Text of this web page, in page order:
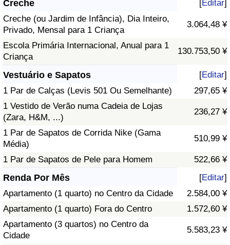
Creche Editar
Creche (ou Jardim de Infância), Dia Inteiro,
Privado, Mensal para 1 Criança
3.064,48 ¥
Escola Primária Internacional, Anual para 1
Criança
130.753,50 ¥
Vestuário e Sapatos [Editar]
1 Par de Calças (Levis 501 Ou Semelhante)
297,65 ¥
1 Vestido de Verão numa Cadeia de Lojas
(Zara, H&M, ...)
236,27 ¥
1 Par de Sapatos de Corrida Nike (Gama
Média)
510,99 ¥
1 Par de Sapatos de Pele para Homem 522,66 ¥
Renda Por Mês [Editar]
Apartamento (1 quarto) no Centro da Cidade
2.584,00 ¥
Apartamento (1 quarto) Fora do Centro
1.572,60 ¥
Apartamento (3 quartos) no Centro da
Cidade
5.583,23 ¥